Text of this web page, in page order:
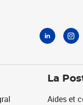
La
Aides et